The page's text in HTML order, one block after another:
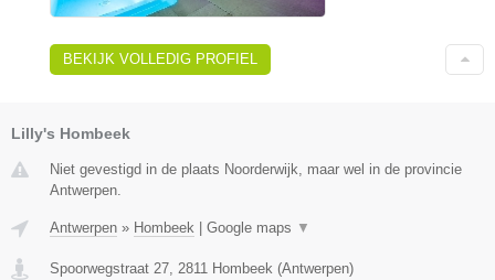
BEKIJK VOLLEDIG PROFIEL
Lilly's Hombeek
Niet gevestigd in de plaats Noorderwijk, maar wel in de provincie
Antwerpen.
Antwerpen » Hombeek | Google maps ▼
Spoorwegstraat 27 2811 Hombeek (Antwerpen)